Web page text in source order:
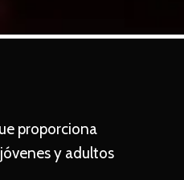
proporciona
y adultos